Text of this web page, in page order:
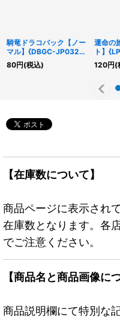
騎竜ドラコバック【ノー
マル】{DBGC-JP032}
《魔法》
80円(税込)
運命の
ト】
法》
120円(
【在庫数について】
商品ページに表示され
在庫数となります。各
でご注意ください。
【商品名と商品画像に
商品説明欄にて特別な